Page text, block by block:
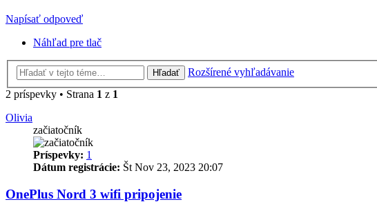
Napísať odpoveď
Náhľad pre tlač
Hľadať
Rozšírené vyhľadávanie
2 príspevky • Strana 1 z 1
Olivia
začiatočník
Príspevky: 1
Dátum registrácie: Št Nov 23, 2023 20:07
OnePlus Nord 3 wifi pripojenie